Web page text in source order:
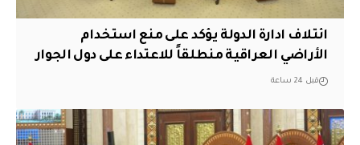
ائتلاف ادارة الدولة يؤكد على منع استخدام
الأراضي العراقية منطلقاً للاعتداء على دول الجوار
قبل 24 ساعة